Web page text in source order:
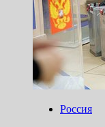
Россия